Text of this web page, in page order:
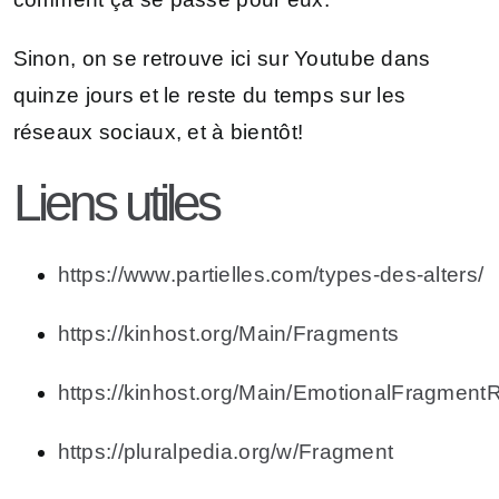
Sinon, on se retrouve ici sur Youtube dans
quinze jours et le reste du temps sur les
réseaux sociaux, et à bientôt!
Liens utiles
https://www.partielles.com/types-des-alters/
https://kinhost.org/Main/Fragments
https://kinhost.org/Main/
https://pluralpedia.org/w/Fragment